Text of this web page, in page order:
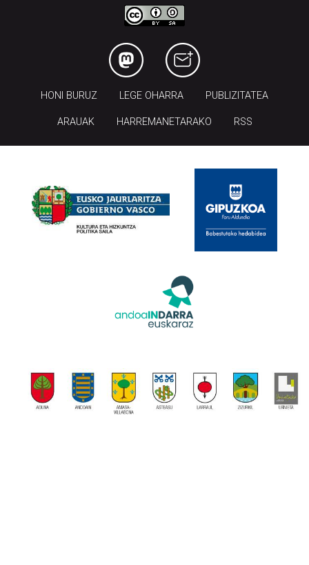
HONI BURUZ LEGE OHARRA PUBLIZITATEA
ARAUAK HARREMANETARAKO RSS